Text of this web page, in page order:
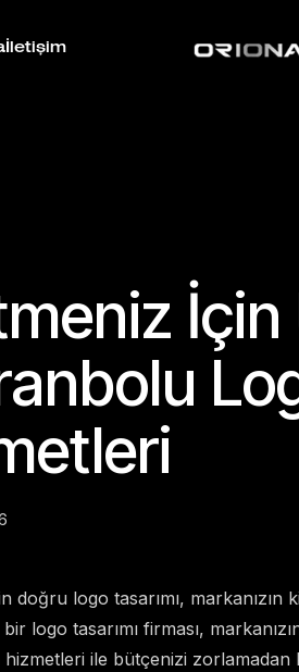
İletişim
İçin
doğru logo tasarımı,
logo tasarımı firması,
hizmetleri ile bütçenizi